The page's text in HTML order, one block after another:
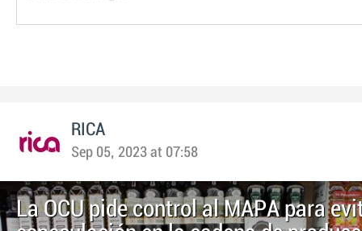
RICA
Sep 05, 2023 at 07:58
La OCU pide control al MAPA para